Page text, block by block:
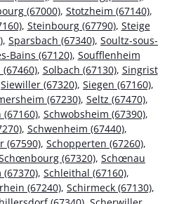
(67000), Stotzheim (67140),
, Steinbourg (67790), Steige
, Sparsbach (67340), Soultz-sous-
Bains (67120), Soufflenheim
, Solbach (67130), Singrist
Siewiller (67320), Siegen (67160),
(67230), Seltz (67470),
(67160), Schwobsheim (67390),
, Schwenheim (67440),
(67590), Schopperten (67260),
(67320), Schœnau
, Schleithal (67160),
(67240), Schirmeck (67130),